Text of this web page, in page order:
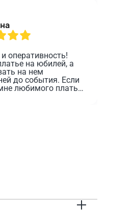
оперативность!
на юбилей, а
на нем
до события. Если
любимого платья